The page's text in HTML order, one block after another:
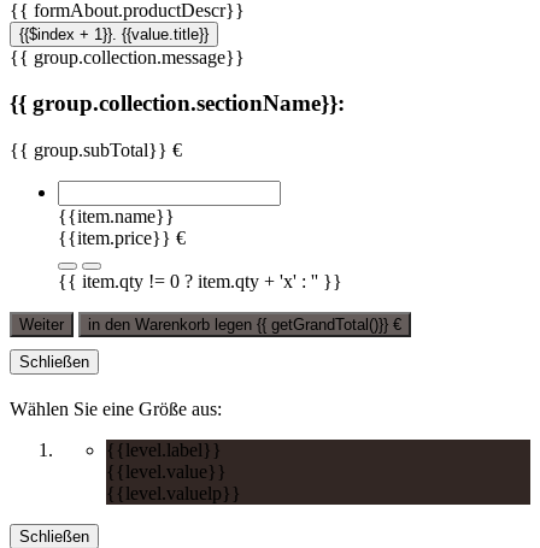
{{ formAbout.productDescr}}
{{$index + 1}}. {{value.title}}
{{ group.collection.message}}
{{ group.collection.sectionName}}:
{{ group.subTotal}} €
{{item.name}}
{{item.price}} €
{{ item.qty != 0 ? item.qty + 'x' : '' }}
Weiter in den Warenkorb legen {{ getGrandTotal()}} €
Schließen
Wählen Sie eine Größe aus:
{{level.label}}
{{level.value}}
{{level.valuelp}}
Schließen